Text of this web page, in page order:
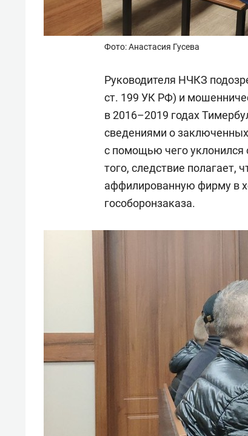
Фото: Анастасия Гусева
Руководителя НЧКЗ
ст. 199 УК РФ) и
в 2016–2019 годах
сведениями о
с помощью чего уклонился
того, следствие полагает,
аффилированную фирму в
гособоронзаказа.